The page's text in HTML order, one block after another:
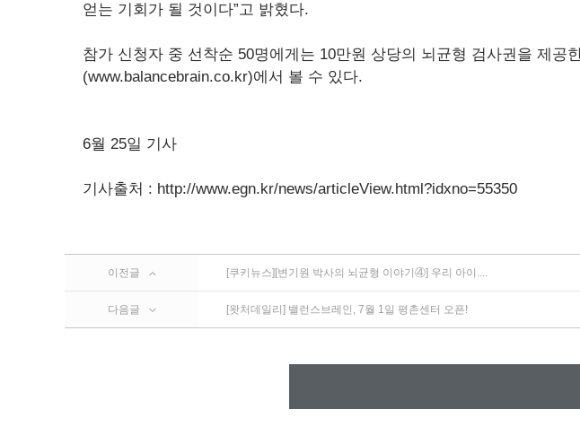
얻는 기회가 될 것이다”고 밝혔다.
참가 신청자 중 선착순 50명에게는 10만원 상당의 뇌균형 검사권을 제공
(www.balancebrain.co.kr)에서 볼 수 있다.
6월 25일 기사
기사출처 : http://www.egn.kr/news/articleView.html?idxno=55350
이전글 [쿠키뉴스][변기원 박사의 뇌균형 이야기④] 우리 아이....
다음글 [왓처데일리] 밸런스브레인, 7월 1일 평촌센터 오픈!